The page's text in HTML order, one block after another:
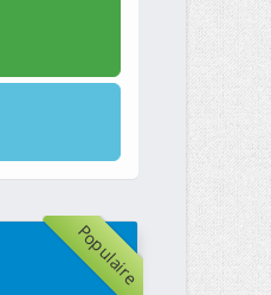
Populaire